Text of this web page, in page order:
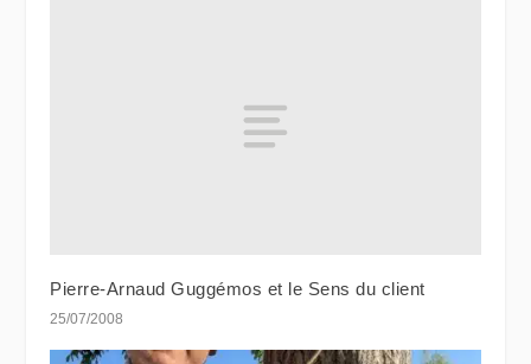
Pierre-Arnaud Guggémos et le Sens du client
25/07/2008